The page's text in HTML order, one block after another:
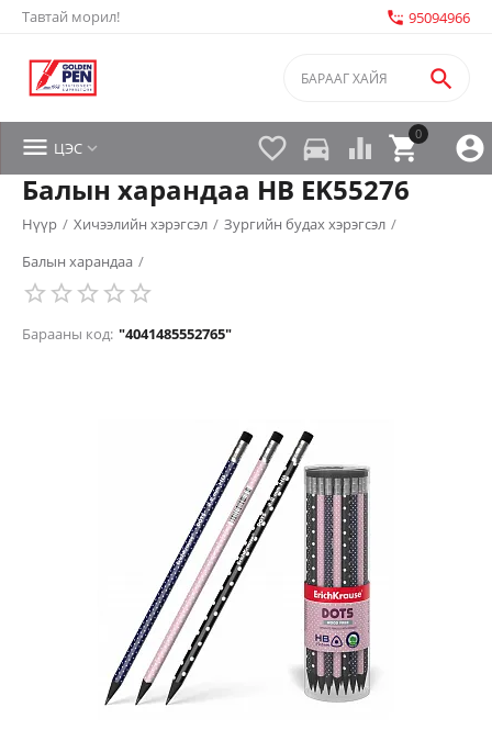
Тавтай морил! settings_phone 95094966


0

 directions_car 
 ЦЭС 
Балын харандаа HB EK55276
Нүүр / Хичээлийн хэрэгсэл / Зургийн будах хэрэгсэл /
Балын харандаа /
Барааны код: "4041485552765"